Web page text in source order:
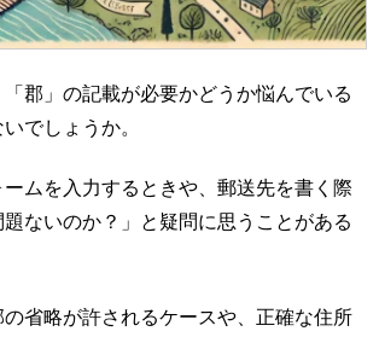
郡」の記載が必要かどうか悩んでいる
でしょうか。
ムを入力するときや、郵送先を書く際
ないのか？」と疑問に思うことがある
省略が許されるケースや、正確な住所